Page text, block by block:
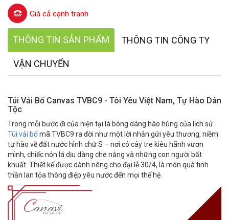
Giá cả cạnh tranh
THÔNG TIN SẢN PHẨM THÔNG TIN CÔNG TY
VẬN CHUYỂN
Túi Vải Bố Canvas TVBC9 - Tôi Yêu Việt Nam, Tự Hào Dân
Tộc
Trong mỗi bước đi của hiện tại là bóng dáng hào hùng của lịch sử.
Túi vải bốmã TVBC9 ra đời như một lời nhắn gửi yêu thương, niềm
tự hào về đất nước hình chữ S – nơi có cây tre kiêu hãnh vươn
mình, chiếc nón lá dịu dàng che nắng và những con người bất
khuất. Thiết kế được dành riêng cho đại lễ 30/4, là món quà tinh
thần lan tỏa thông điệp yêu nước đến mọi thế hệ.